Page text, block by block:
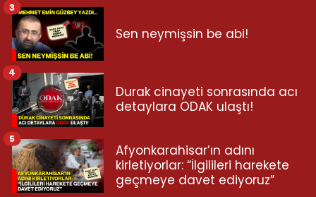
Sen neymişsin be abi!
3
Durak cinayeti sonrasında acı
detaylara ODAK ulaştı!
4
Afyonkarahisar’ın adını
kirletiyorlar: “İlgilileri harekete
geçmeye davet ediyoruz”
5